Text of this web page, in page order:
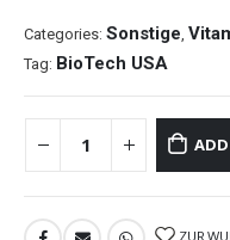
Categories: Sonstige,
Tag: BioTech USA
ZUR